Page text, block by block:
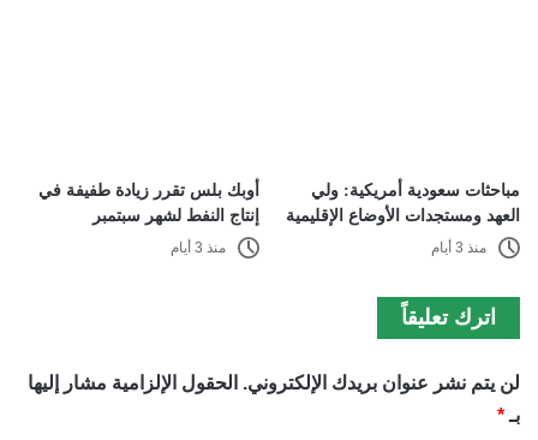
مباحثات سعودية أمريكية: ولي
العهد ومستجدات الأوضاع الإقليمية
منذ 3 أيام
أوبك بلس تقرر زيادة طفيفة في
إنتاج النفط لشهر سبتمبر
منذ 3 أيام
اترك تعليقاً
لن يتم نشر عنوان بريدك الإلكتروني. الحقول الإلزامية مشار إليها
بـ*